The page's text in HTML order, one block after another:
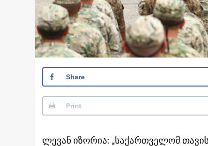
Share
Print
ლევან იზორია: „საქართველომ